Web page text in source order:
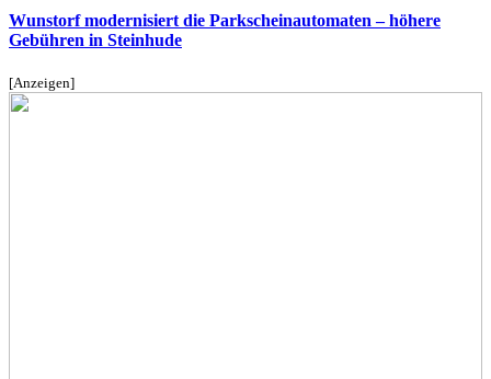
Wunstorf modernisiert die Parkscheinautomaten – höhere
Gebühren in Steinhude
[Anzeigen]